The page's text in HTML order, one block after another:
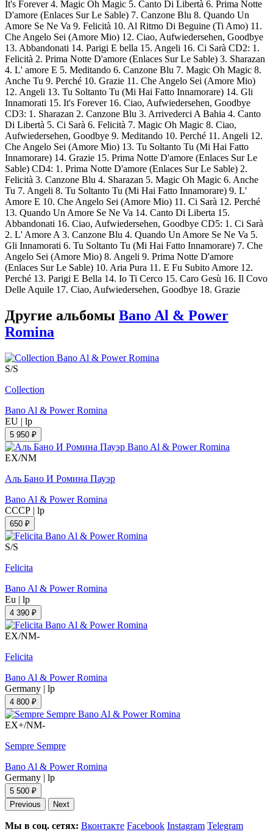
It's Forever 4. Magic Oh Magic 5. Canto Di Libertà 6. Prima Notte
D'amore (Enlaces Sur Le Sable) 7. Canzone Blu 8. Quando Un
Amore Se Ne Va 9. Felicità 10. Al Ritmo Di Beguine (Ti Amo) 11.
Che Angelo Sei (Amore Mio) 12. Ciao, Aufwiedersehen, Goodbye
13. Abbandonati 14. Parigi E bella 15. Angeli 16. Ci Sarà CD2: 1.
Felicità 2. Prima Notte D'amore (Enlaces Sur Le Sable) 3. Sharazan
4. L' amore E 5. Meditando 6. Canzone Blu 7. Magic Oh Magic 8.
Anche Tu 9. Perché 10. Grazie 11. Che Angelo Sei (Amore Mio)
12. Angeli 13. Tu Soltanto Tu (Mi Hai Fatto Innamorare) 14. Gli
Innamorati 15. It's Forever 16. Ciao, Aufwiedersehen, Goodbye
CD3: 1. Sharazan 2. Canzone Blu 3. Arrivederci A Bahia 4. Canto
Di Libertà 5. Ci Sarà 6. Felicità 7. Magic Oh Magic 8. Ciao,
Aufwiedersehen, Goodbye 9. Meditando 10. Perché 11. Angeli 12.
Che Angelo Sei (Amore Mio) 13. Tu Soltanto Tu (Mi Hai Fatto
Innamorare) 14. Grazie 15. Prima Notte D'amore (Enlaces Sur Le
Sable) CD4: 1. Prima Notte D'amore (Enlaces Sur Le Sable) 2.
Felicità 3. Canzone Blu 4. Sharazan 5. Magic Oh Magic 6. Anche
Tu 7. Angeli 8. Tu Soltanto Tu (Mi Hai Fatto Innamorare) 9. L'
Amore E 10. Che Angelo Sei (Amore Mio) 11. Ci Sarà 12. Perché
13. Quando Un Amore Se Ne Va 14. Canto Di Liberta 15.
Abbandonati 16. Ciao, Aufwiedersehen, Goodbye CD5: 1. Ci Sarà
2. L' Amore A 3. Canzone Blu 4. Quando Un Amore Se Ne Va 5.
Gli Innamorati 6. Tu Soltanto Tu (Mi Hai Fatto Innamorare) 7. Che
Angelo Sei (Amore Mio) 8. Angeli 9. Prima Notte D'amore
(Enlaces Sur Le Sable) 10. Aria Pura 11. E Fu Subito Amore 12.
Perché 13. Parigi E Bella 14. Io Ti Cerco 15. Caro Gesù 16. Il Covo
Delle Aquile 17. Ciao, Aufwiedersehen, Goodbye 18. Grazie
Другие альбомы Bano Al & Power
Romina
S/S
Collection
Bano Al & Power Romina
EU | lp
5 950 ₽
EX/NM
Аль Бано И Ромина Пауэр
Bano Al & Power Romina
СССР | lp
650 ₽
S/S
Felicita
Bano Al & Power Romina
Eu | lp
4 390 ₽
EX/NM-
Felicita
Bano Al & Power Romina
Germany | lp
4 800 ₽
EX+/NM-
Sempre Sempre
Bano Al & Power Romina
Germany | lp
5 500 ₽
Previous
Next
Мы в соц. сетях: Вконтакте Facebook Instagram Telegram